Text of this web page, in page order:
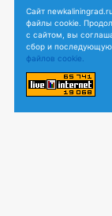
Сайт
файлы cookie.
с сайтом, вы
сбор и последующую
файлов cookie.